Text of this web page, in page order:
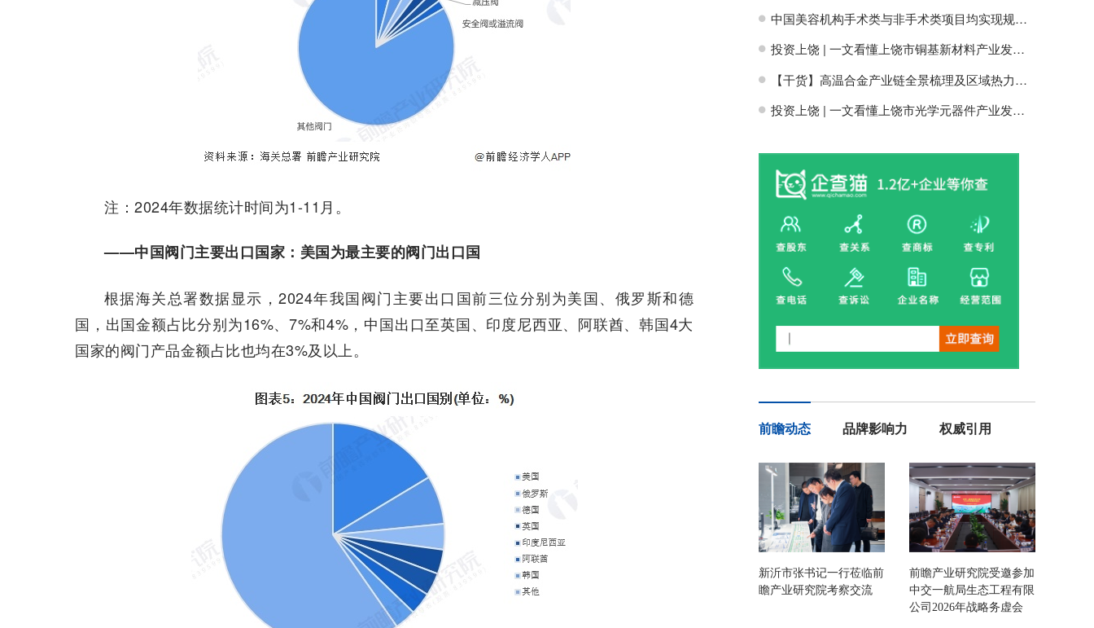
注：2024年数据统计时间为1-11月。
——中国阀门主要出口国家：美国为最主要的阀门出口国
根据海关总署数据显示，2024年我国阀门主要出口国前三位分别为美国、俄罗斯和德
国，出国金额占比分别为16%、7%和4%，中国出口至英国、印度尼西亚、阿联酋、韩国4大
国家的阀门产品金额占比也均在3%及以上。
H 中国美容机构手术类与非手术类项目均实现规模增长【组图】
H 投资上饶 | 一文看懂上饶市铜基新材料产业发展现状与投资机会前瞻
H 【干货】高温合金产业链全景梳理及区域热力地图
H 投资上饶 | 一文看懂上饶市光学元器件产业发展现状与投资机会前瞻
前瞻动态 品牌影响力 权威引用
新沂市张书记一行莅临前
瞻产业研究院考察交流
前瞻产业研究院受邀参加
中交一航局生态工程有限
公司2026年战略务虚会